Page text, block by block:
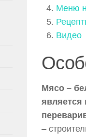
Меню
Видео
Мясо –
является
–